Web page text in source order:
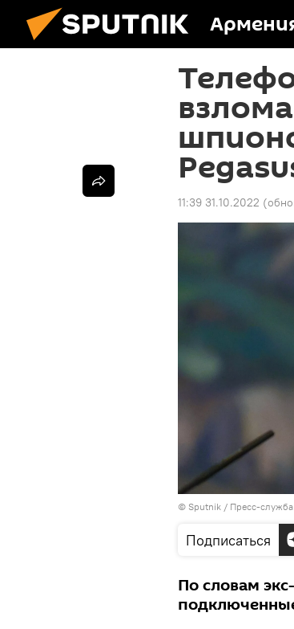
11:39 31.10.2022
© Sputnik / Пресс-
Подписаться
По словам